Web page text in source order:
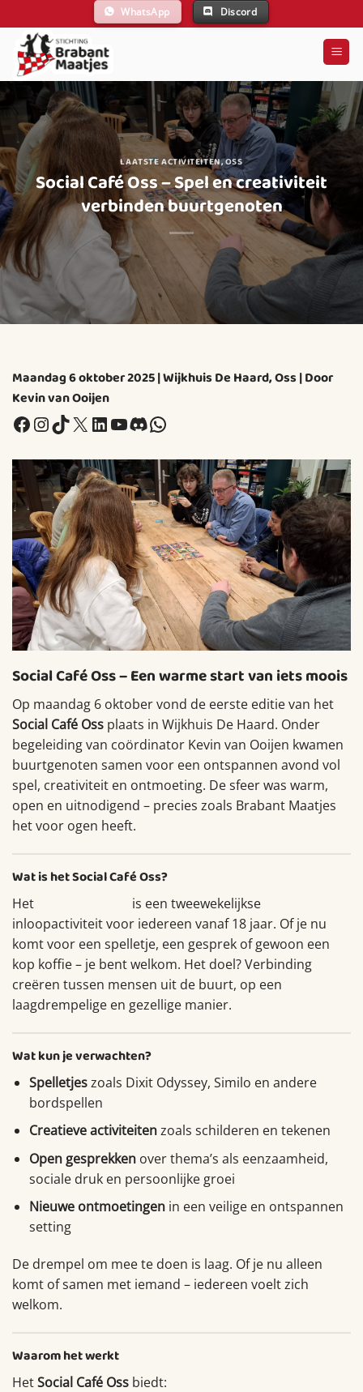
naar
inhoud
WhatsApp Discord
LAATSTE ACTIVITEITEN,OSS
Social Café Oss – Spel en creativiteit
verbinden buurtgenoten
Maandag 6 oktober 2025 | Wijkhuis De Haard, Oss |Door
Kevin van Ooijen
Facebook
Instagram
TikTok
X LinkedIn
YouTube
Discord
WhatsApp
Social Café Oss – Een warme start van iets moois
Op maandag 6 oktober vond de eerste editie van het
Social Café Oss plaats in Wijkhuis De Haard. Onder
begeleiding van coördinator Kevin van Ooijen kwamen
buurtgenoten samen voor een ontspannen avond vol
spel, creativiteit en ontmoeting. De sfeer was warm,
open en uitnodigend – precies zoals Brabant Maatjes
het voor ogen heeft.
Wat is het Social Café Oss?
Het
is een tweewekelijkse
inloopactiviteit voor iedereen vanaf 18 jaar. Of je nu
komt voor een spelletje, een gesprek of gewoon een
kop koffie – je bent welkom. Het doel? Verbinding
creëren tussen mensen uit de buurt, op een
laagdrempelige en gezellige manier.
Wat kun je verwachten?
Spelletjeszoals Dixit Odyssey, Similo en andere
bordspellen
Creatieve activiteitenzoals schilderen en tekenen
Open gesprekkenover thema’s als eenzaamheid,
sociale druk en persoonlijke groei
Nieuwe ontmoetingenin een veilige en ontspannen
setting
De drempel om mee te doen is laag. Of je nu alleen
komt of samen met iemand – iedereen voelt zich
welkom.
Waarom het werkt
HetSocial Café Oss biedt: